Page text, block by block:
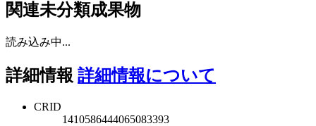
関連未分類成果物
読み込み中...
詳細情報 詳細情報について
CRID
1410586444065083393